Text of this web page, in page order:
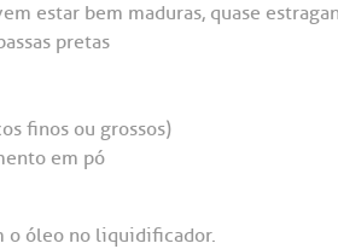
estar bem maduras, quase
pretas
finos ou grossos)
em pó
o óleo no liquidificador.